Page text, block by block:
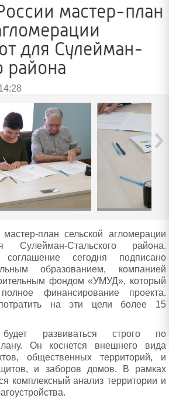
мастер-план
для Сулейман-
района
›
план сельской агломерации
Сулейман-Стальского района.
соглашение сегодня подписано
образованием, компанией
фондом «УМУД», который
финансирование проекта.
на эти цели более 15
развиваться строго по
Он коснется внешнего вида
общественных территорий, и
и заборов домов. В рамках
комплексный анализ территории и